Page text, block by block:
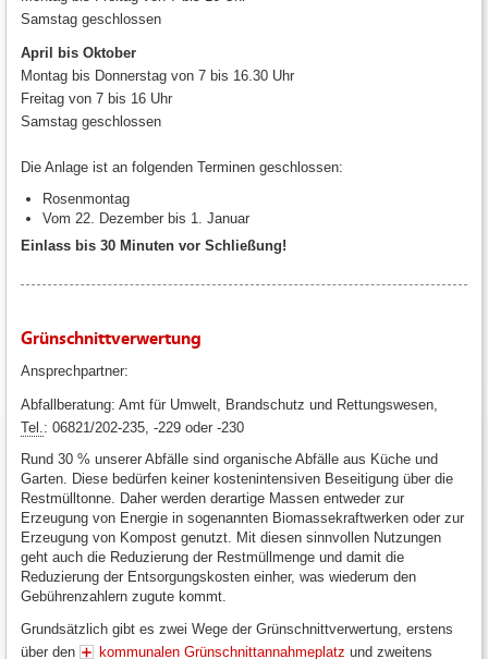
Samstag geschlossen
April bis Oktober
Montag bis Donnerstag von 7 bis 16.30 Uhr
Freitag von 7 bis 16 Uhr
Samstag geschlossen
Die Anlage ist an folgenden Terminen geschlossen:
Rosenmontag
Vom 22. Dezember bis 1. Januar
Einlass bis 30 Minuten vor Schließung!
Grünschnittverwertung
Ansprechpartner:
Abfallberatung: Amt für Umwelt, Brandschutz und Rettungswesen,
Tel. : 06821/202-235, -229 oder -230
Rund 30 % unserer Abfälle sind organische Abfälle aus Küche und
Garten. Diese bedürfen keiner kostenintensiven Beseitigung über die
Restmülltonne. Daher werden derartige Massen entweder zur
Erzeugung von Energie in sogenannten Biomassekraftwerken oder zur
Erzeugung von Kompost genutzt. Mit diesen sinnvollen Nutzungen
geht auch die Reduzierung der Restmüllmenge und damit die
Reduzierung der Entsorgungskosten einher, was wiederum den
Gebührenzahlern zugute kommt.
Grundsätzlich gibt es zwei Wege der Grünschnittverwertung, erstens
über den
kommunalen Grünschnittannahmeplatz und zweitens